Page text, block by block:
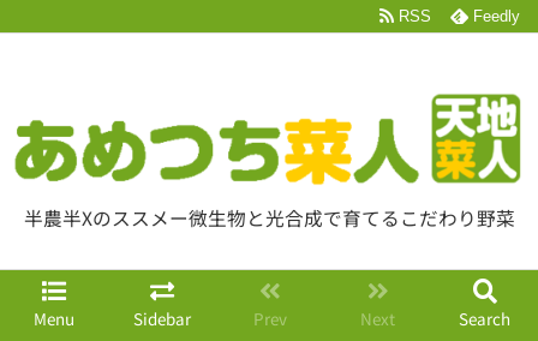
半農半Xのススメー微生物と光合成で育てるこだわり野菜
Menu Sidebar Prev Next Search
RSS Feedly